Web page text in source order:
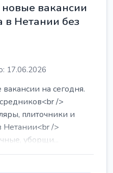
вакансии
в Нетании без
17.06.2026
на сегодня.
/>
плиточники и
Нетании<br />
уборщи...